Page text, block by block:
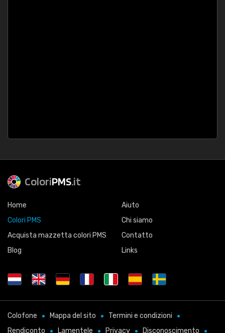
ColoriPMS.it
Home
Colori PMS
Acquista mazzetta colori PMS
Blog
Aiuto
Chi siamo
Contatto
Links
Colofone Mappa del sito
Termini e condizioni
Rendiconto
Lamentele Privacy Disconoscimento